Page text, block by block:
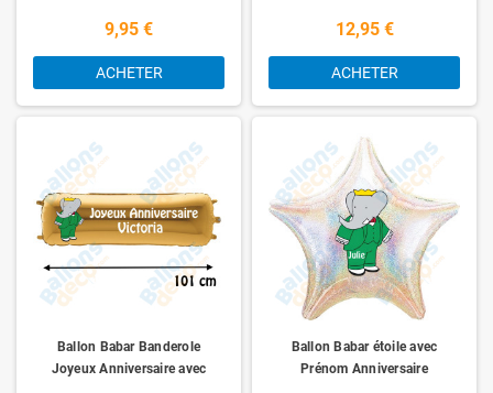
9,95 €
ACHETER
12,95 €
ACHETER
Ballon Babar Banderole
Joyeux Anniversaire avec
Ballon Babar étoile avec
Prénom Anniversaire